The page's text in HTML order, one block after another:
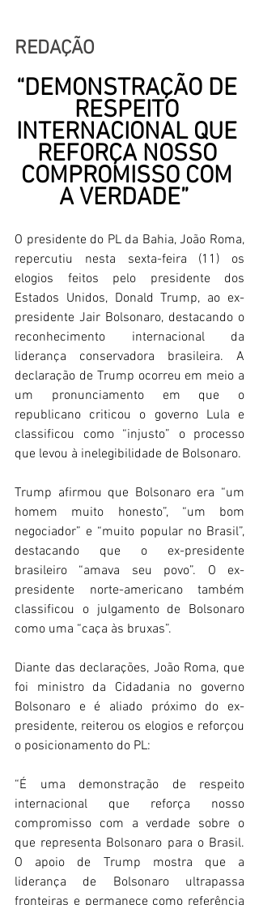
REDAÇÃO
“DEMONSTRAÇÃO DE
RESPEITO
INTERNACIONAL QUE
REFORÇA NOSSO
COMPROMISSO COM
A VERDADE”
O presidente do PL da Bahia, João Roma,
repercutiu nesta sexta-feira (11) os
elogios feitos pelo presidente dos
Estados Unidos, Donald Trump, ao ex-
presidente Jair Bolsonaro, destacando o
reconhecimento internacional da
liderança conservadora brasileira. A
declaração de Trump ocorreu em meio a
um pronunciamento em que o
republicano criticou o governo Lula e
classificou como “injusto” o processo
que levou à inelegibilidade de Bolsonaro.
Trump afirmou que Bolsonaro era “um
homem muito honesto”, “um bom
negociador” e “muito popular no Brasil”,
destacando que o ex-presidente
brasileiro “amava seu povo”. O ex-
presidente norte-americano também
classificou o julgamento de Bolsonaro
como uma “caça às bruxas”.
Diante das declarações, João Roma, que
foi ministro da Cidadania no governo
Bolsonaro e é aliado próximo do ex-
presidente, reiterou os elogios e reforçou
o posicionamento do PL:
“É uma demonstração de respeito
internacional que reforça nosso
compromisso com a verdade sobre o
que representa Bolsonaro para o Brasil.
O apoio de Trump mostra que a
liderança de Bolsonaro ultrapassa